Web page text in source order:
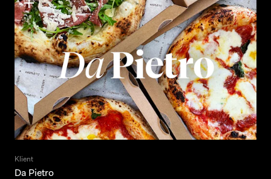
Klient
Da Pietro